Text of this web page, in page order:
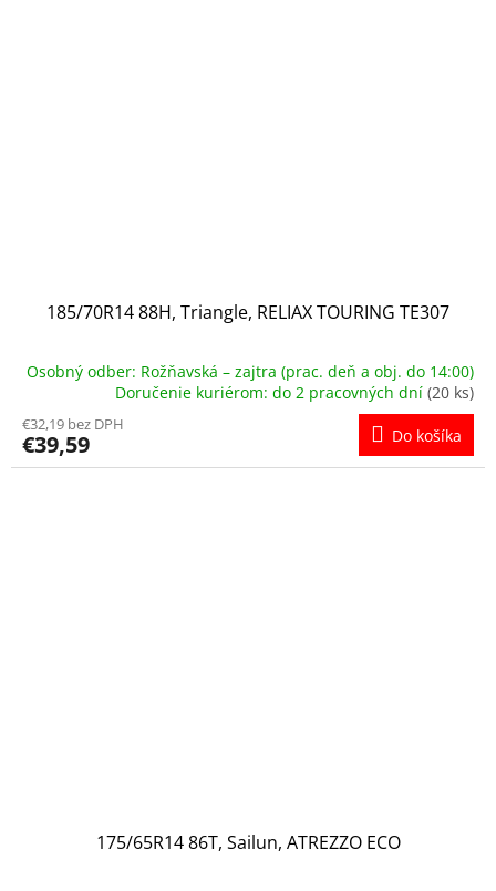
185/70R14 88H, Triangle, RELIAX TOURING TE307
Osobný odber: Rožňavská – zajtra (prac. deň a obj. do 14:00)
Doručenie kuriérom: do 2 pracovných dní (20 ks)
€32,19 bez DPH
€39,59 Do košíka
175/65R14 86T, Sailun, ATREZZO ECO